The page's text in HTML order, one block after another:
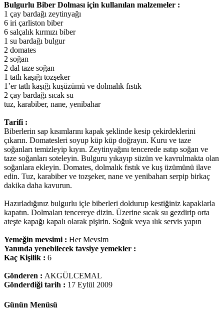
Bulgurlu Biber Dolması için kullanılan malzemeler :
1 çay bardağı zeytinyağı
6 iri çarliston biber
6 salçalık kırmızı biber
1 su bardağı bulgur
2 domates
2 soğan
2 dal taze soğan
1 tatlı kaşığı tozşeker
1’er tatlı kaşığı kuşüzümü ve dolmalık fıstık
2 çay bardağı sıcak su
tuz, karabiber, nane, yenibahar
Tarifi :
Biberlerin sap kısımlarını kapak şeklinde kesip çekirdeklerini
çıkarın. Domatesleri soyup küp küp doğrayın. Kuru ve taze
soğanları temizleyip kıyın. Zeytinyağını tencerede ısıtıp soğan ve
taze soğanları soteleyin. Bulguru yıkayıp süzün ve kavrulmakta olan
soğanlara ekleyin. Domates, dolmalık fıstık ve kuş üzümünü ilave
edin. Tuz, karabiber ve tozşeker, nane ve yenibaharı serpip birkaç
dakika daha kavurun.
Hazırladığınız bulgurlu içle biberleri doldurup kestiğiniz kapaklarla
kapatın. Dolmaları tencereye dizin. Üzerine sıcak su gezdirip orta
ateşte kapağı kapalı olarak pişirin. Soğuk veya ılık servis yapın
Yemeğin mevsimi : Her Mevsim
Yanında yenebilecek tavsiye yemekler :
Kaç Kişilik : 6
Gönderen : AKGÜLCEMAL
Gönderdiği tarih : 17 Eylül 2009
Günün Menüsü